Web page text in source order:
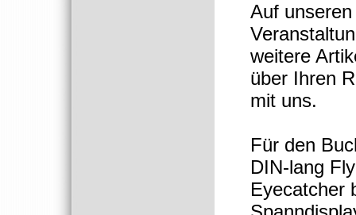
Auf
weitere
über Ihren
mit uns.
Für den
DIN-lang
Eyecatcher